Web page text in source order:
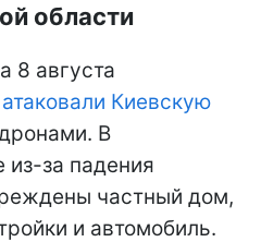
области
8 августа
Киевскую
В
за падения
частный дом,
и автомобиль.